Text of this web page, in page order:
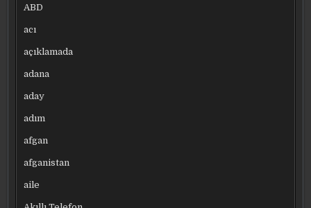
ABD
acı
açıklamada
adana
aday
adım
afgan
afganistan
aile